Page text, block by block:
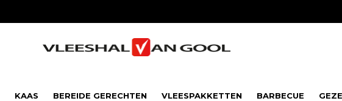
KAAS BEREIDE GERECHTEN VLEESPAKKETTEN BARBECUE